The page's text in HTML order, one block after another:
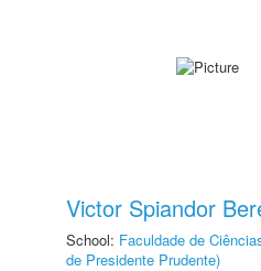
Victor Spiandor
School: Faculdade de
de Presidente Prudente)